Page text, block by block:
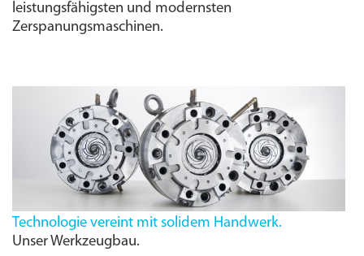
leistungs­fähigsten und modernsten
Zerspanungs­maschinen.
Technologie vereint mit solidem Handwerk.
Unser Werkzeugbau.